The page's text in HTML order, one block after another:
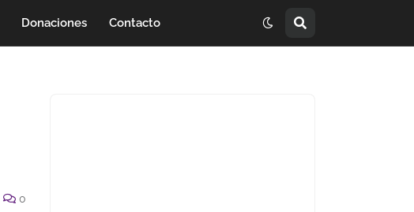
Donaciones Contacto
0